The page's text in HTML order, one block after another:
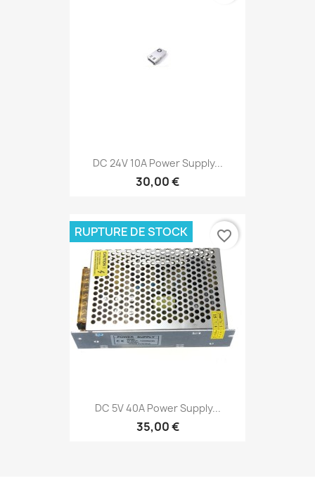
DC 24V 10A Power Supply...
30,00 €
DC 5V 40A Power Supply...
35,00 €
RUPTURE DE STOCK favorite_border